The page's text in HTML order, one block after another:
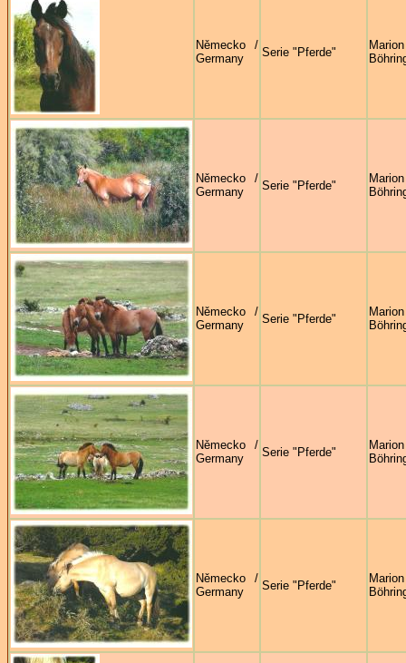
Německo /
Germany
Serie "Pferde"
Marion
Německo /
Germany
Serie "Pferde"
Marion
Německo /
Germany
Serie "Pferde"
Marion
Německo /
Germany
Serie "Pferde"
Marion
Německo /
Germany
Serie "Pferde"
Marion